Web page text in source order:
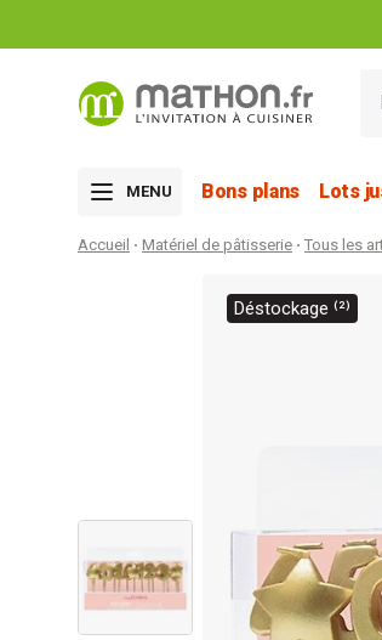
MENU Bons plans Lots
Accueil Matériel de pâtisserie Tous les
Déstockage ⁽²⁾